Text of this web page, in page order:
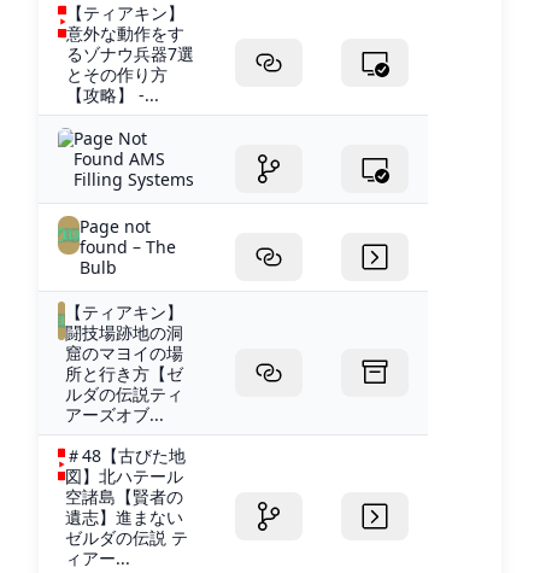
【ティアキン】
意外な動作をす
るゾナウ兵器7選
とその作り方
【攻略】 -...
Page Not
Found AMS
Filling Systems
Page not
found – The
Bulb
【ティアキン】
闘技場跡地の洞
窟のマヨイの場
所と行き方【ゼ
ルダの伝説ティ
アーズオブ...
＃48【古びた地
図】北ハテール
空諸島【賢者の
遺志】進まない
ゼルダの伝説 テ
ィアー...